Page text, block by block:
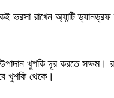
রাখেন অ্যান্টি
খুশকি দূর করতে সক্ষম।
খুশকি থেকে।